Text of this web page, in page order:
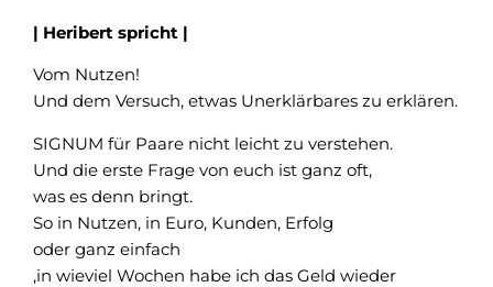
| Heribert spricht |
Vom Nutzen!
Und dem Versuch, etwas Unerklärbares zu erklären.
SIGNUM für Paare nicht leicht zu verstehen.
Und die erste Frage von euch ist ganz oft,
was es denn bringt.
So in Nutzen, in Euro, Kunden, Erfolg
oder ganz einfach
‚in wieviel Wochen habe ich das Geld wieder